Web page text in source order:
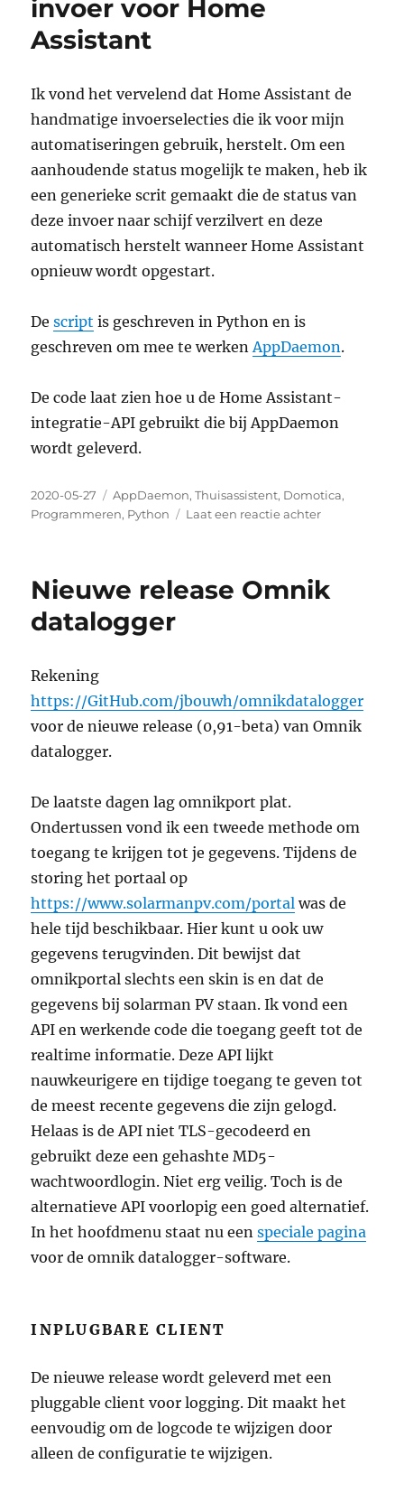
invoer voor Home
Assistant
Ik vond het vervelend dat Home Assistant de
handmatige invoerselecties die ik voor mijn
automatiseringen gebruik, herstelt. Om een
aanhoudende status mogelijk te maken, heb ik
een generieke scrit gemaakt die de status van
deze invoer naar schijf verzilvert en deze
automatisch herstelt wanneer Home Assistant
opnieuw wordt opgestart.
Descript is geschreven in Python en is
geschreven om mee te werkenAppDaemon.
De code laat zien hoe u de Home Assistant-
integratie-API gebruikt die bij AppDaemon
wordt geleverd.
Geplaatst
op
2020-05-27 Categorieën
AppDaemon,Thuisassistent, Domotica,
Programmeren, Python Laat een reactie achterop
inputs
Nieuwe release Omnik
datalogger
Rekening
https://GitHub.com/jbouwh/omnikdatalogger
voor de nieuwe release (0,91-beta) van Omnik
datalogger.
De laatste dagen lag omnikport plat.
Ondertussen vond ik een tweede methode om
toegang te krijgen tot je gegevens. Tijdens de
storing het portaal op
https://www.solarmanpv.com/portal was de
hele tijd beschikbaar. Hier kunt u ook uw
gegevens terugvinden. Dit bewijst dat
omnikportal slechts een skin is en dat de
gegevens bij solarman PV staan. Ik vond een
API en werkende code die toegang geeft tot de
realtime informatie. Deze API lijkt
nauwkeurigere en tijdige toegang te geven tot
de meest recente gegevens die zijn gelogd.
Helaas is de API niet TLS-gecodeerd en
gebruikt deze een gehashte MD5-
wachtwoordlogin. Niet erg veilig. Toch is de
alternatieve API voorlopig een goed alternatief.
In het hoofdmenu staat nu eenspeciale pagina
voor de omnik datalogger-software.
INPLUGBARE CLIENT
De nieuwe release wordt geleverd met een
pluggable client voor logging. Dit maakt het
eenvoudig om de logcode te wijzigen door
alleen de configuratie te wijzigen.